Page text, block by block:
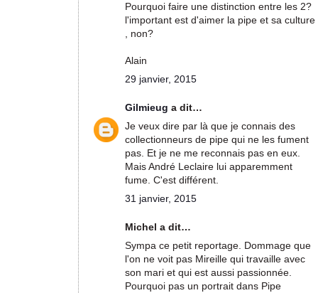
Pourquoi faire une distinction entre les 2?
l'important est d'aimer la pipe et sa culture
, non?
Alain
29 janvier, 2015
Gilmieug a dit…
Je veux dire par là que je connais des
collectionneurs de pipe qui ne les fument
pas. Et je ne me reconnais pas en eux.
Mais André Leclaire lui apparemment
fume. C'est différent.
31 janvier, 2015
Michel a dit…
Sympa ce petit reportage. Dommage que
l'on ne voit pas Mireille qui travaille avec
son mari et qui est aussi passionnée.
Pourquoi pas un portrait dans Pipe